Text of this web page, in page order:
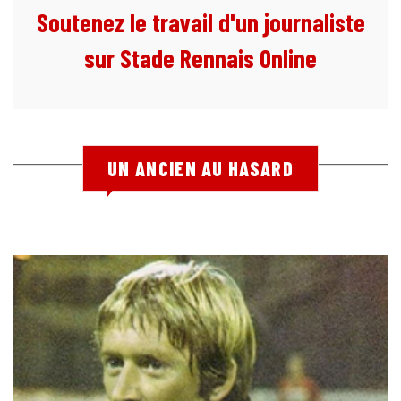
Soutenez le travail d'un journaliste
sur Stade Rennais Online
UN ANCIEN AU HASARD